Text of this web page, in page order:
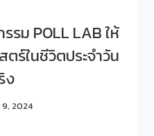
ม POLL LAB ให้
ร์ในชีวิตประจำวัน
ง
2024